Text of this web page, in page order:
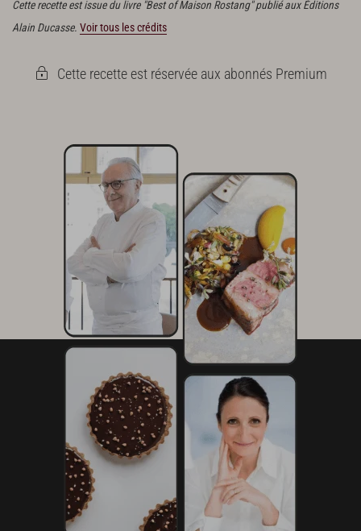
Cette recette est issue du livre "Best of Maison Rostang" publié aux Éditions
Alain Ducasse. Voir tous les crédits
Cette recette est réservée aux abonnés Premium